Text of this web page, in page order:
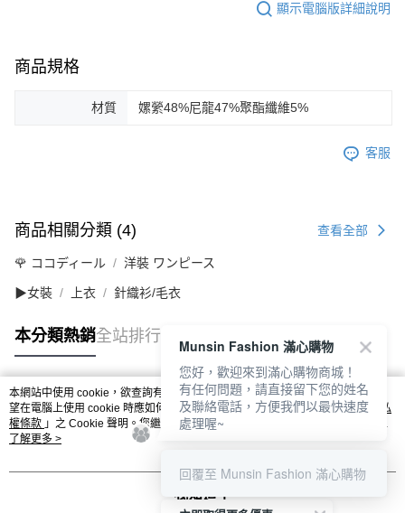
顯示電腦版詳細說明
商品規格
材質 嫘縈48%尼龍47%聚酯纖維5%
客服
商品相關分類 (4) 查看全部
🌹 ココディール 洋裝 ワンピース
▶女裝 上衣 針織衫/毛衣
本分類熱銷全站排行
熱門標籤
本網站中使用 cookie，欲查詢有關本網站使用 cookie 方式之詳情，及若您不希
望在電腦上使用 cookie 時應如何變更電腦的 cookie 設定，請參閱本網站「
隱私
權條款 」之 Cookie 聲明。您繼續使用本網站即表示您同意本公司得按本網站使
用條款之 Cookie 聲明使用 cookie。
了解更多 >
我知道了
Munsin Fashion 滿心購物
您好，歡迎來到滿心購物商城！
有任何問題，請直接留下您的姓名
及聯絡電話，方便我們以最快速度
處理喔~
回覆至 Munsin Fashion 滿心購物